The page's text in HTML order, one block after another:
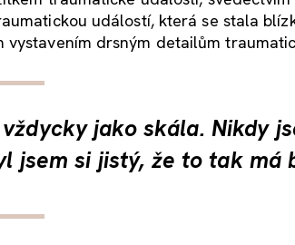
událostí, která se stala
vystavením drsným detailům
jako skála. Nikdy
jsem si jistý, že to tak má